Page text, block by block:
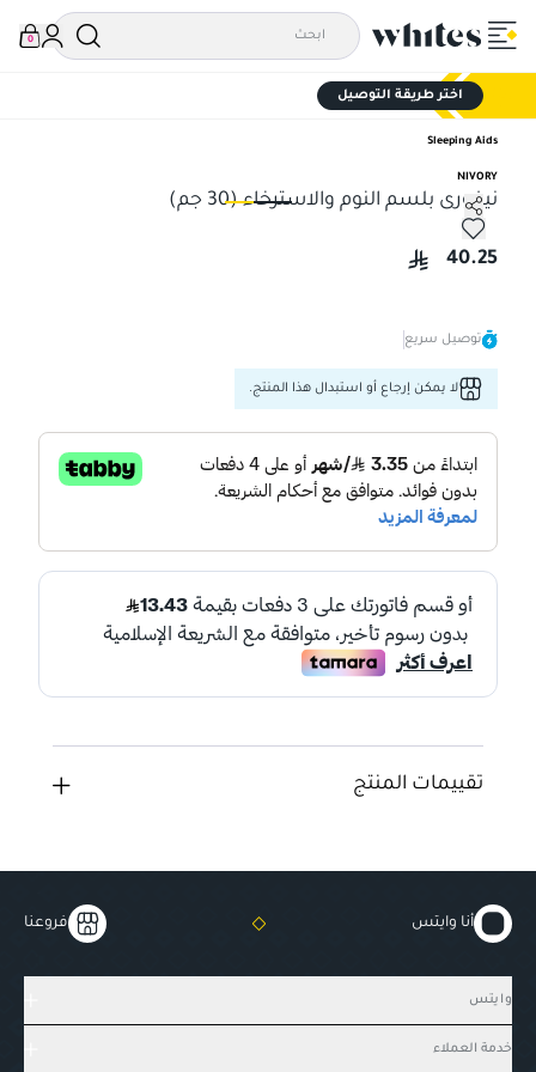
0
اختر طريقة التوصيل
Sleeping Aids
NIVORY
نيفورى بلسم النوم والاسترخاء (30 جم)
نيفورى بلسم النوم والاسترخاء (30 جم)
40.25
توصيل سريع
لا يمكن إرجاع أو استبدال هذا المنتج.
تقييمات المنتج
أنا وايتس فروعنا
وايتس
خدمة العملاء